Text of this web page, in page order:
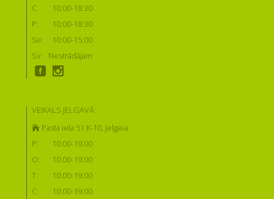
C:
10:00-18:30
P:
10:00-18:30
Se:
10:00-15:00
Sv:
Nestrādājam
VEIKALS JELGAVĀ:
Pasta iela 51 K-10, Jelgava
P:
10:00-19:00
O:
10:00-19:00
T:
10:00-19:00
C:
10:00-19:00